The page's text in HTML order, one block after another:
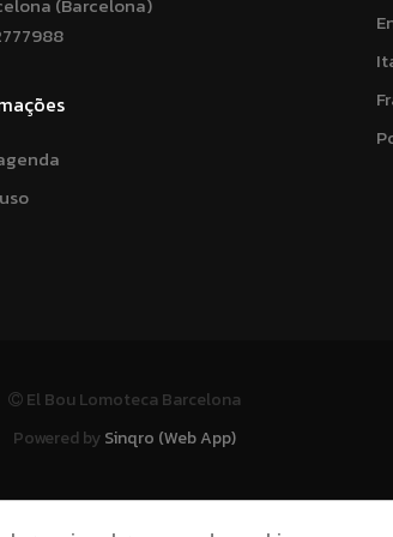
El Bou Lomoteca Barcelona
Powered bySinqro (Web App)